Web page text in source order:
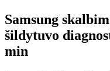
Samsung
šildytuvo
min